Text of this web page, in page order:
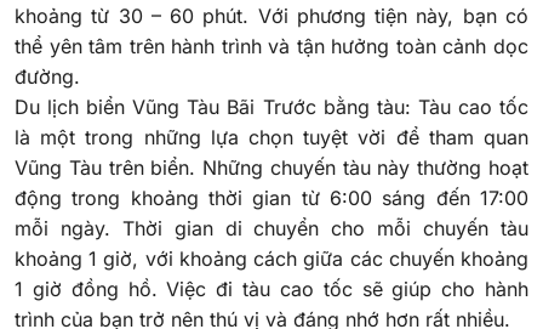
khoảng từ 30 – 60 phút. Với phương tiện này, bạn có
thể yên tâm trên hành trình và tận hưởng toàn cảnh dọc
đường.
Du lịch biển Vũng Tàu Bãi Trước bằng tàu: Tàu cao tốc
là một trong những lựa chọn tuyệt vời để tham quan
Vũng Tàu trên biển. Những chuyến tàu này thường hoạt
động trong khoảng thời gian từ 6:00 sáng đến 17:00
mỗi ngày. Thời gian di chuyển cho mỗi chuyến tàu
khoảng 1 giờ, với khoảng cách giữa các chuyến khoảng
1 giờ đồng hồ. Việc đi tàu cao tốc sẽ giúp cho hành
trình của bạn trở nên thú vị và đáng nhớ hơn rất nhiều.